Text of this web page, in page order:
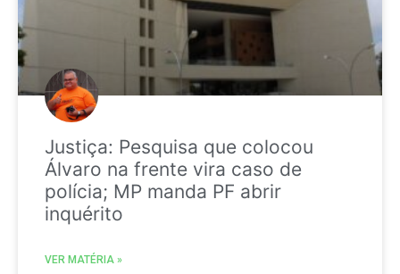
Justiça: Pesquisa que colocou
Álvaro na frente vira caso de
polícia; MP manda PF abrir
inquérito
VER MATÉRIA »